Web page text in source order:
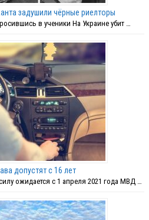
задушили чёрные риелторы
в ученики На Украине убит …
допустят с 16 лет
ожидается с 1 апреля 2021 года МВД …